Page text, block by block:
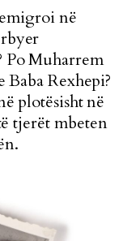
në
Muharrem
Rexhepi?
plotësisht në
tjerët mbeten